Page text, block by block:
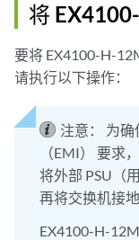
将
要将 EX4100-H-
请执行以下操作：
注意：
为确
（EMI） 要求
将外部 PSU（
再将交换机接地
EX4100-H-